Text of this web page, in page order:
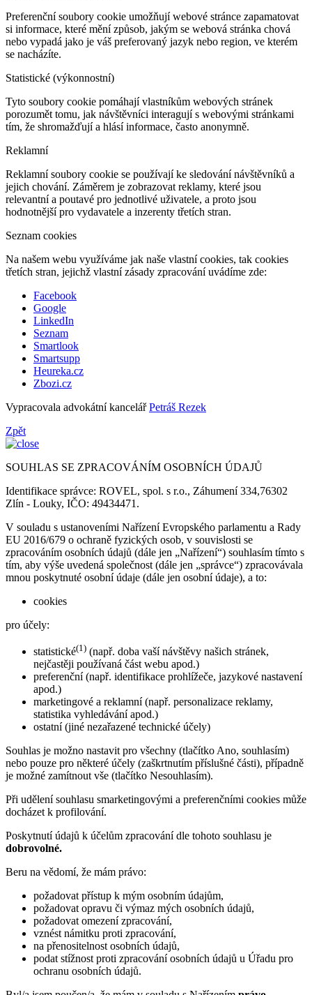
Preferenční soubory cookie umožňují webové stránce zapamatovat
si informace, které mění způsob, jakým se webová stránka chová
nebo vypadá jako je váš preferovaný jazyk nebo region, ve kterém
se nacházíte.
Statistické (výkonnostní)
Tyto soubory cookie pomáhají vlastníkům webových stránek
porozumět tomu, jak návštěvníci interagují s webovými stránkami
tím, že shromažďují a hlásí informace, často anonymně.
Reklamní
Reklamní soubory cookie se používají ke sledování návštěvníků a
jejich chování. Záměrem je zobrazovat reklamy, které jsou
relevantní a poutavé pro jednotlivé uživatele, a proto jsou
hodnotnější pro vydavatele a inzerenty třetích stran.
Seznam cookies
Na našem webu využíváme jak naše vlastní cookies, tak cookies
třetích stran, jejichž vlastní zásady zpracování uvádíme zde:
Facebook
Google
LinkedIn
Seznam
Smartlook
Smartsupp
Heureka.cz
Zbozi.cz
Vypracovala advokátní kancelářPetráš Rezek
Zpět
SOUHLAS SE ZPRACOVÁNÍM OSOBNÍCH ÚDAJŮ
Identifikace správce: ROVEL, spol. s r.o., Záhumení 334,76302
Zlín - Louky, IČO: 49434471.
V souladu s ustanoveními Nařízení Evropského parlamentu a Rady
EU 2016/679 o ochraně fyzických osob, v souvislosti se
zpracováním osobních údajů (dále jen „Nařízení“) souhlasím tímto s
tím, aby výše uvedená společnost (dále jen „správce“) zpracovávala
mnou poskytnuté osobní údaje (dále jen osobní údaje), a to:
cookies
pro účely:
statistické(1) (např. doba vaší návštěvy našich stránek,
nejčastěji používaná část webu apod.)
preferenční (např. identifikace prohlížeče, jazykové nastavení
apod.)
marketingové a reklamní (např. personalizace reklamy,
statistika vyhledávání apod.)
ostatní (jiné nezařazené technické účely)
Souhlas je možno nastavit pro všechny (tlačítko Ano, souhlasím)
nebo pouze pro některé účely (zaškrtnutím příslušné části), případně
je možné zamítnout vše (tlačítko Nesouhlasím).
Při udělení souhlasu smarketingovými a preferenčními cookies může
docházet k profilování.
Poskytnutí údajů k účelům zpracování dle tohoto souhlasu je
dobrovolné.
Beru na vědomí, že mám právo:
požadovat přístup k mým osobním údajům,
požadovat opravu či výmaz mých osobních údajů,
požadovat omezení zpracování,
vznést námitku proti zpracování,
na přenositelnost osobních údajů,
podat stížnost proti zpracování osobních údajů u Úřadu pro
ochranu osobních údajů.